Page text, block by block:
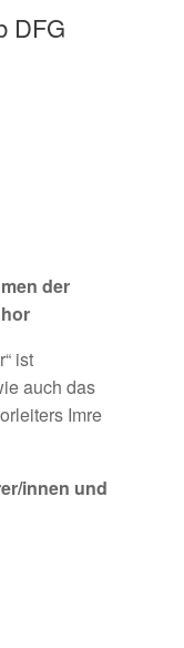
DFG
der
ist
auch das
Imre
innen und